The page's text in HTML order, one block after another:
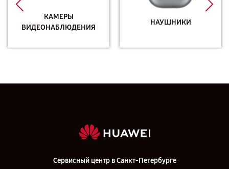
КАМЕРЫ
ВИДЕОНАБЛЮДЕНИЯ
НАУШНИКИ
Сервисный центр в Санкт-Петербурге